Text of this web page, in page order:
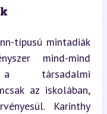
típusú mintadiák
mind-mind
társadalmi
az iskolában,
Karinthy